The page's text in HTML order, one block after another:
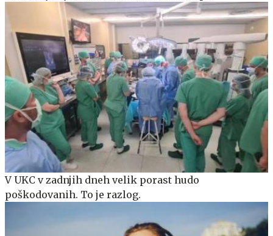
V UKC v zadnjih dneh velik porast hudo
poškodovanih. To je razlog.